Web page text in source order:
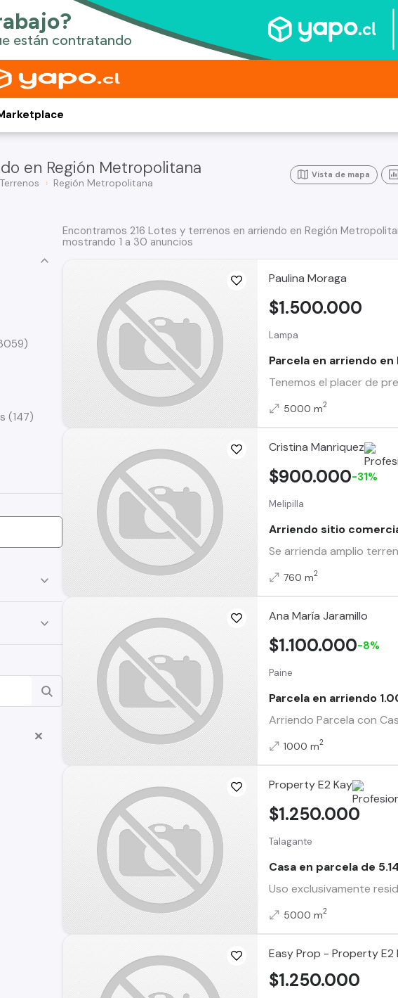
en Región Metropolitana
Región Metropolitana
Vista de mapa
(147)
Encontramos 216 Lotes y terrenos en arriendo en Región
mostrando 1 a 30 anuncios
Paulina Moraga
Lampa
Parcela en arriendo en
Tenemos el placer de
$1.500.000
5000 m2
Cristina Manriquez
Melipilla
Arriendo sitio
Se arrienda amplio
$900.000-31%
760 m2
Ana María Jaramillo
Paine
Parcela en arriendo
Arriendo Parcela con
$1.100.000-8%
1000 m2
Property E2 Kay
Talagante
Casa en parcela de
Uso exclusivamente
$1.250.000
5000 m2
Easy Prop - Property E2
$1.250.000